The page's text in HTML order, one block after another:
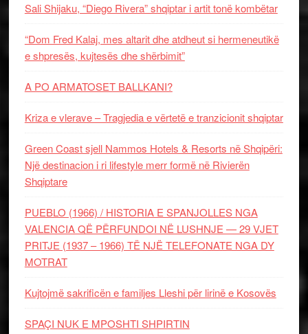
Sali Shijaku, “Diego Rivera” shqiptar i artit tonë kombëtar
“Dom Fred Kalaj, mes altarit dhe atdheut si hermeneutikë
e shpresës, kujtesës dhe shërbimit”
A PO ARMATOSET BALLKANI?
Kriza e vlerave – Tragjedia e vërtetë e tranzicionit shqiptar
Green Coast sjell Nammos Hotels & Resorts në Shqipëri:
Një destinacion i ri lifestyle merr formë në Rivierën
Shqiptare
PUEBLO (1966) / HISTORIA E SPANJOLLES NGA
VALENCIA QË PËRFUNDOI NË LUSHNJE — 29 VJET
PRITJE (1937 – 1966) TË NJË TELEFONATE NGA DY
MOTRAT
Kujtojmë sakrificën e familjes Lleshi për lirinë e Kosovës
SPAÇI NUK E MPOSHTI SHPIRTIN